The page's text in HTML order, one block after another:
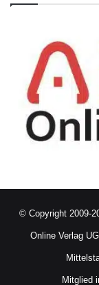
© Copyright 2009-
Online Verlag
Mitglied